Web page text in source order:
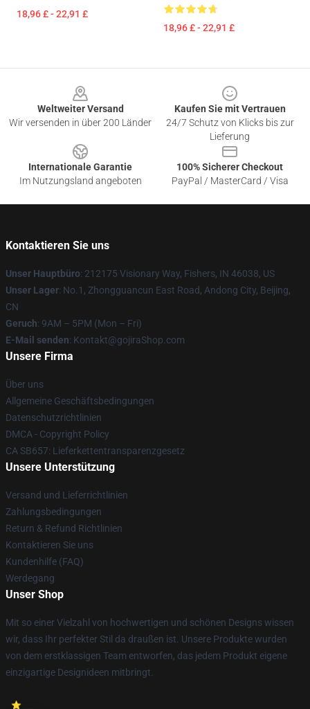
18,96 £ - 22,91 £
18,96 £ - 22,91 £
Weltweiter Versand
Wir versenden in über 200 Länder
Kaufen Sie mit Vertrauen
24/7 Schutz von Klicks bis zur
Lieferung
Internationale Garantie
Im Nutzungsland angeboten
100% Sicherer Checkout
PayPal / MasterCard / Visa
Kontaktieren Sie uns
Unser Hauptbüro: 212175 Visionary Way, Fishers, IN 46038, US
Unser Lager: No.1, Zhongguancun East Road, Andong City, Beijing,
CN
Geruch: 9AM – 5PM (Mon – Fri)
E-Mail senden: Kontakt@gojiraShop.com
Unsere Firma
Über uns
Allgemeine Geschäftsbedingungen
Datenschutzrichtlinien
DMCA - Copyright Policy
CA SB657: Lieferkettentransparenzgesetz
Unsere Unterstützung
Versand und Lieferrichtlinien
Zahlungsbedingungen
Return & Refund Richtlinien
Kontaktieren Sie uns
Kundenhilfe (FAQ)
Werdegang
Unser Shop
Mit so einer Vielzahl von hochwertigen und schönen Designs wissen
wir, dass Ihr perfekter Stil da draußen ist. Unsere Produkte wurden
von dem erstklassigen Team entworfen, das jedem Produkt eigene
einzigartige Designideen mitbringt.